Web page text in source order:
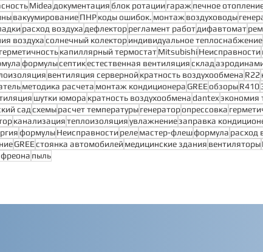
Midea документация блок ротациигараж печное
вакуумированиеПНРкоды ошибок. монтаж воздуховоды
расход воздуха дефлекторрегламент работдифавтомат
воздухасолнечный колекториндивидуальное теплоснабжение
герметичностькапиллярный термостатMitsubishiНеисправности
формулысептикестественная вентиляциясклад
вентиляция сервернойкратность воздухообмена R22
методика расчета монтаж кондиционера GREEобзорыR410
шутки юмора кратность воздухообменаdantexэкономия
садсхемырасчет температурыгенераторопрессовка
канализациятеплоизоляцияувлажнениезаправка
формулыНеисправностирелемастер-флешформула расход
GREEстоянка автомобилеймедицинские здания вентиляторы
фреона пыль